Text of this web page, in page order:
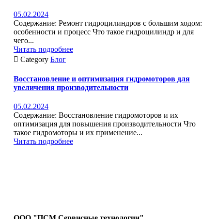
05.02.2024
Содержание: Ремонт гидроцилиндров с большим ходом:
особенности и процесс Что такое гидроцилиндр и для
чего...
Читать подробнее
 Category Блог
Восстановление и оптимизация гидромоторов для
увеличения производительности
05.02.2024
Содержание: Восстановление гидромоторов и их
оптимизация для повышения производительности Что
такое гидромоторы и их применение...
Читать подробнее